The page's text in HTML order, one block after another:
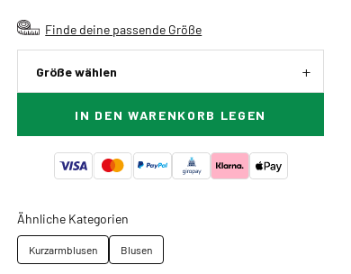
Finde deine passende Größe
Größe wählen
IN DEN WARENKORB LEGEN
Ähnliche Kategorien
Kurzarmblusen Blusen